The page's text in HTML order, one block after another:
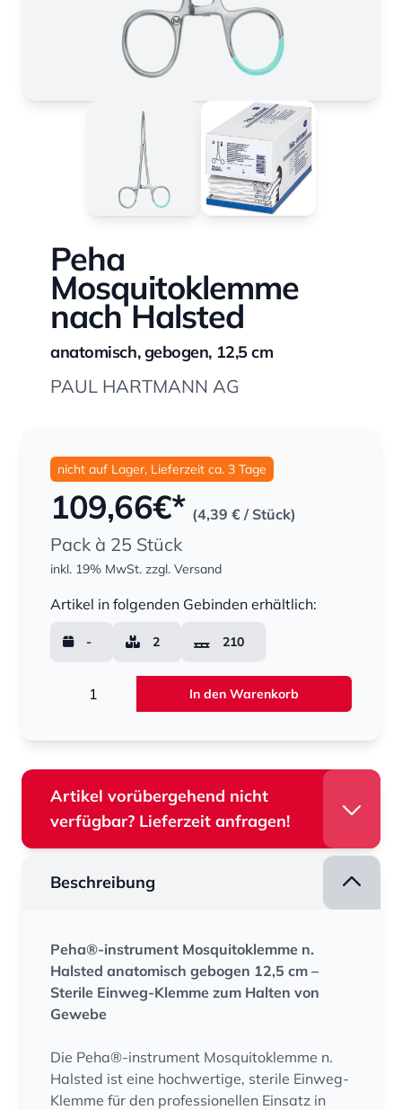
Peha
Mosquitoklemme
nach Halsted
anatomisch, gebogen, 12,5 cm
PAUL HARTMANN AG
nicht auf Lager, Lieferzeit ca. 3 Tage
109,66€* (4,39 € / Stück)
Pack à 25 Stück
inkl. 19% MwSt. zzgl. Versand
Artikel in folgenden Gebinden erhältlich:
- 2 210
In den Warenkorb
Artikel vorübergehend nicht
verfügbar? Lieferzeit anfragen!
Beschreibung
Peha®-instrument Mosquitoklemme n.
Halsted anatomisch gebogen 12,5 cm –
Sterile Einweg-Klemme zum Halten von
Gewebe
Die Peha®-instrument Mosquitoklemme n.
Halsted ist eine hochwertige, sterile Einweg-
Klemme für den professionellen Einsatz in